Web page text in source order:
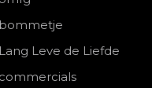
bommetje
Lang Leve de Liefde
commercials